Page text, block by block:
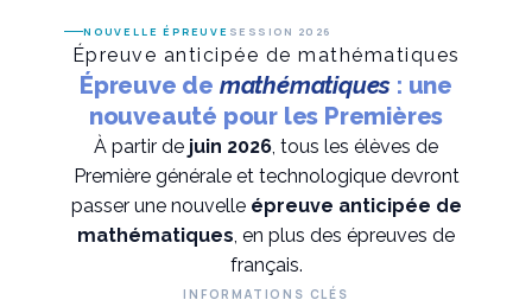
NOUVELLE ÉPREUVE SESSION 2026
Épreuve anticipée de mathématiques
Épreuve de mathématiques : une
nouveauté pour les Premières
À partir de juin 2026 , tous les élèves de
Première générale et technologique devront
passer une nouvelle épreuve anticipée de
mathématiques , en plus des épreuves de
français.
INFORMATIONS CLÉS